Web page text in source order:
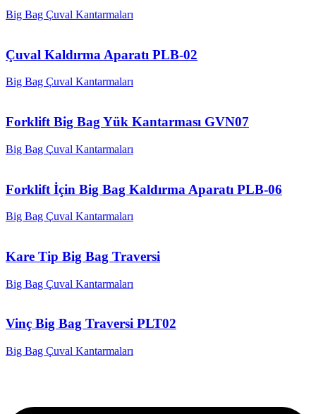
Big Bag Çuval Kantarmaları
Çuval Kaldırma Aparatı PLB-02
Big Bag Çuval Kantarmaları
Forklift Big Bag Yük Kantarması GVN07
Big Bag Çuval Kantarmaları
Forklift İçin Big Bag Kaldırma Aparatı PLB-06
Big Bag Çuval Kantarmaları
Kare Tip Big Bag Traversi
Big Bag Çuval Kantarmaları
Vinç Big Bag Traversi PLT02
Big Bag Çuval Kantarmaları